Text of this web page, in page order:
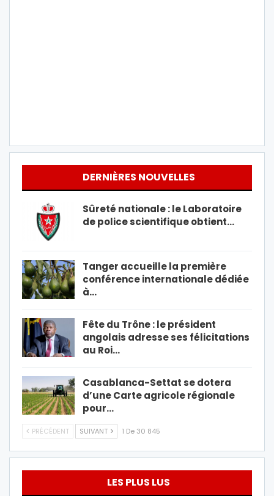
DERNIÈRES NOUVELLES
Sûreté nationale : le Laboratoire
de police scientifique obtient…
Tanger accueille la première
conférence internationale dédiée
à…
Fête du Trône : le président
angolais adresse ses félicitations
au Roi…
Casablanca-Settat se dotera
d’une Carte agricole régionale
pour…
PRÉCÉDENT SUIVANT 1 De 30 845
LES PLUS LUS